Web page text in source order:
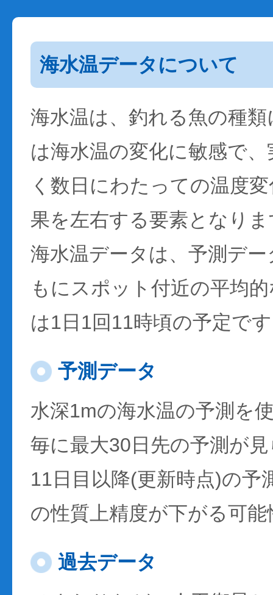
海水温データについて
海水温は、釣れる魚の種
は海水温の変化に敏感で
く数日にわたっての温度
果を左右する要素となり
海水温データは、予測デ
もにスポット付近の平均
は1日1回11時頃の予定で
予測データ
水深1mの海水温の予測を
毎に最大30日先の予測が
11日目以降(更新時点)の予
の性質上精度が下がる可
過去データ